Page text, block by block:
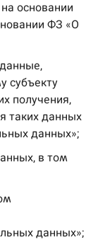
основании
ФЗ «О
субъекту
получения,
таких данных
данных»;
в том
данных»;